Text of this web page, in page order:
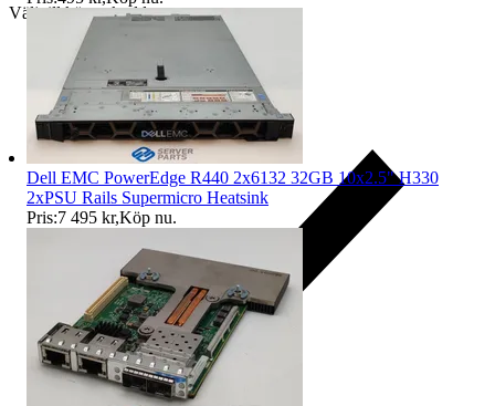
Välj till köparskydd
Dell EMC PowerEdge R440 2x6132 32GB 10x2.5" H330
2xPSU Rails Supermicro Heatsink
Pris:7 495 kr,Köp nu.